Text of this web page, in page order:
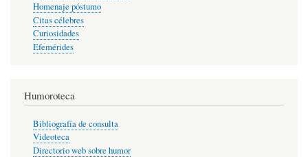
Homenaje póstumo
Citas célebres
Curiosidades
Efemérides
Humoroteca
Bibliografía de consulta
Videoteca
Directorio web sobre humor